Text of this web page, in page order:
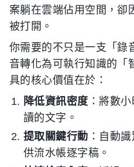
案躺在雲端佔用空間，卻
被打開。
你需要的不只是一支「錄
音轉化為可執行知識的「
具的核心價值在於：
降低資訊密度 ：將數
讀的文字。
提取關鍵行動 ：自動
供流水帳逐字稿。